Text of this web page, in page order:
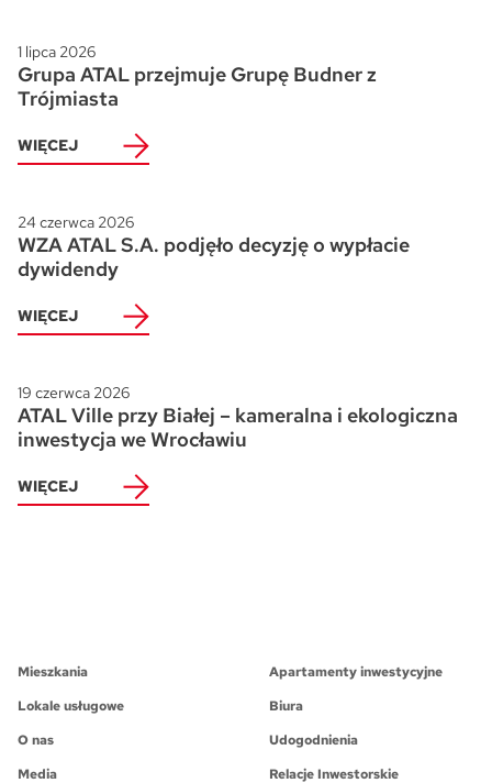
1 lipca 2026
Grupa ATAL przejmuje Grupę Budner z
Trójmiasta
WIĘCEJ
24 czerwca 2026
WZA ATAL S.A. podjęło decyzję o wypłacie
dywidendy
WIĘCEJ
19 czerwca 2026
ATAL Ville przy Białej – kameralna i ekologiczna
inwestycja we Wrocławiu
WIĘCEJ
Mieszkania
Apartamenty inwestycyjne
Lokale usługowe
Biura
O nas
Udogodnienia
Media
Relacje Inwestorskie